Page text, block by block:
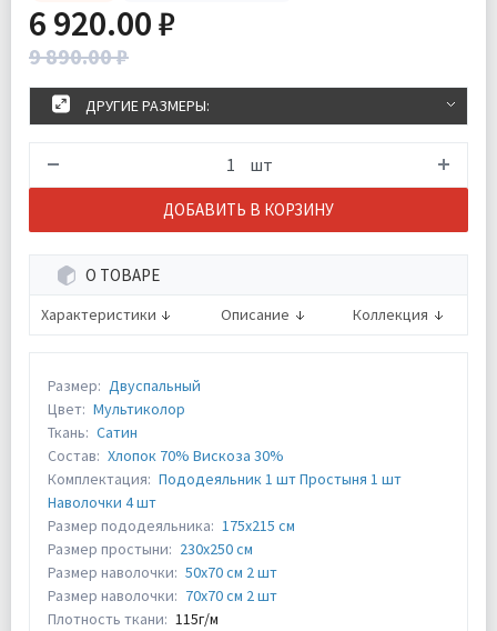
6 920.00 ₽
9 890.00 ₽
ДРУГИЕ РАЗМЕРЫ:
шт
ДОБАВИТЬ В КОРЗИНУ
О ТОВАРЕ
Характеристики Описание Коллекция
Размер: Двуспальный
Цвет: Мультиколор
Ткань: Сатин
Состав: Хлопок 70% Вискоза 30%
Комплектация: Пододеяльник 1 шт Простыня 1 шт
Наволочки 4 шт
Размер пододеяльника: 175х215 см
Размер простыни: 230х250 см
Размер наволочки: 50х70 см 2 шт
Размер наволочки: 70х70 см 2 шт
Плотность ткани: 115г/м